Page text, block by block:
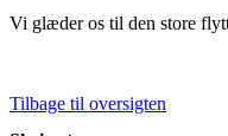
Vi glæder os til den store
Tilbage til oversigten